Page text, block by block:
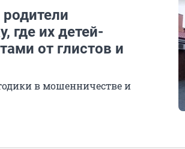
где их детей-
от глистов и
в мошенничестве и